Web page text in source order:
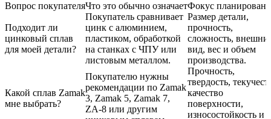
Вопрос покупателяЧто это обычно означаетФокус
Подходит ли
цинковый сплав
для моей детали?
Покупатель сравнивает
цинк с алюминием,
пластиком, обработкой
на станках с ЧПУ или
листовым металлом.
Размер детали,
прочность,
сложность,
вид, вес и объем
производства.
Какой сплав Zamak
мне выбрать?
Покупателю нужны
рекомендации по Zamak
3, Zamak 5, Zamak 7,
ZA-8 или другим
Прочность,
твердость,
качество
поверхности,
износостойкость и